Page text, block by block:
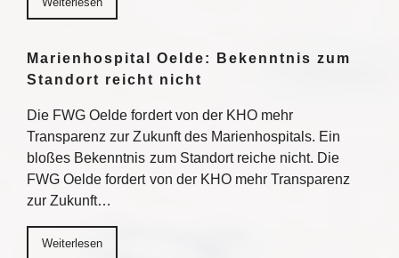
Marienhospital Oelde: Bekenntnis zum
Standort reicht nicht
Die FWG Oelde fordert von der KHO mehr
Transparenz zur Zukunft des Marienhospitals. Ein
bloßes Bekenntnis zum Standort reiche nicht. Die
FWG Oelde fordert von der KHO mehr Transparenz
zur Zukunft…
Weiterlesen